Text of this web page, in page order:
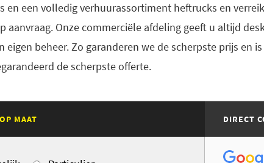
en een volledig verhuurassortiment heftrucks en
aanvraag. Onze commerciële afdeling geeft u altijd
eigen beheer. Zo garanderen we de scherpste prijs en
de scherpste offerte.
MAAT DIRECT